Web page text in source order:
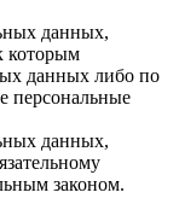
данных,
которым
данных либо по
персональные
данных,
законом.